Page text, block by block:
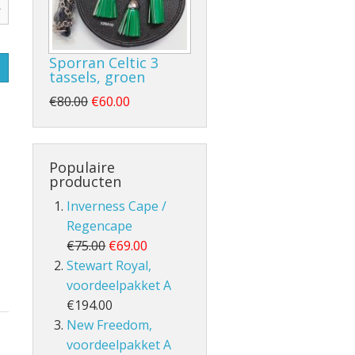
Sporran Celtic 3
tassels, groen
€80.00 €60.00
Populaire
producten
Inverness Cape /
Regencape
€75.00 €69.00
Stewart Royal,
voordeelpakket A
€194.00
New Freedom,
voordeelpakket A